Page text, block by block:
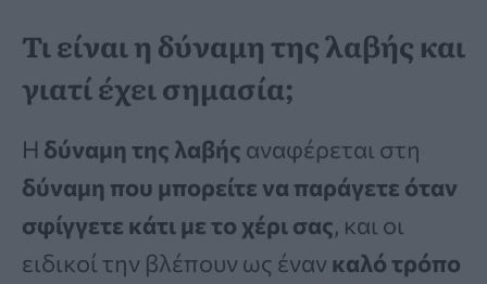
Τι είναι η δύναμη της λαβής και
γιατί έχει σημασία;
Η δύναμη της λαβής αναφέρεται στη
δύναμη που μπορείτε να παράγετε όταν
σφίγγετε κάτι με το χέρι σας, και οι
ειδικοί την βλέπουν ως έναν καλό τρόπο